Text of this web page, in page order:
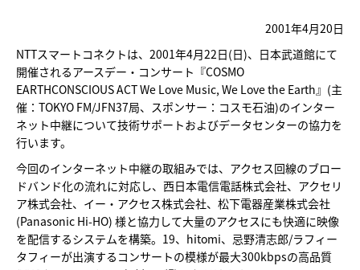
2001年4月20日
NTTスマートコネクトは、2001年4月22日(日)、日本武道館にて
開催されるアースデー・コンサート『COSMO
EARTHCONSCIOUS ACT We Love Music, We Love the Earth』(主
催：TOKYO FM/JFN37局、スポンサー：コスモ石油)のインター
ネット中継について技術サポートおよびデータセンターの協力を
行います。
今回のインターネット中継の取組みでは、アクセス回線のブロー
ドバンド化の流れに対応し、西日本電信電話株式会社、アクセリ
ア株式会社、イー・アクセス株式会社、松下電器産業株式会社
(Panasonic Hi-HO) 様と協力して大量のアクセスにも快適に映像
を配信するシステムを構築。19、hitomi、忌野清志郎/ラフィー
タフィーが出演するコンサートの模様が最大300kbpsの高品質